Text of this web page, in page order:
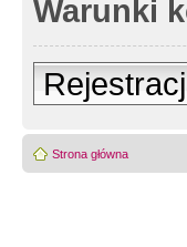
Warunki
Strona główna